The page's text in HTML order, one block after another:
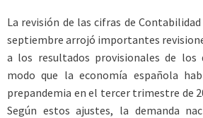
La revisión de las cifras de
septiembre arrojó importantes
a los resultados provisionales de los
modo que la economía española
prepandemia en el tercer trimestre de
Según estos ajustes, la demanda